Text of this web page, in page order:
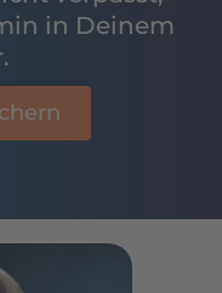
in Deinem